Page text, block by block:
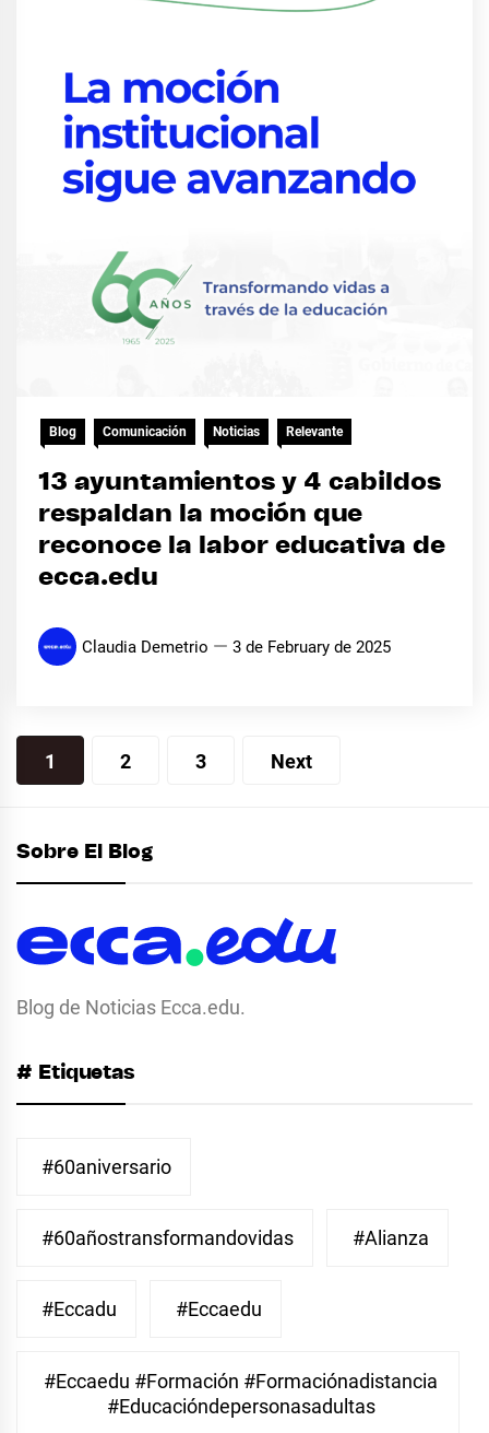
Blog Comunicación Noticias Relevante
13 ayuntamientos y 4 cabildos
respaldan la moción que
reconoce la labor educativa de
ecca.edu
Claudia Demetrio 3 de February de 2025
Posts
pagination
1 2 3 Next
Sobre El Blog
Blog de Noticias Ecca.edu.
# Etiquetas
#60aniversario
#60añostransformandovidas #Alianza
#eccadu #eccaedu
#eccaedu #formación #formaciónadistancia
#educacióndepersonasadultas